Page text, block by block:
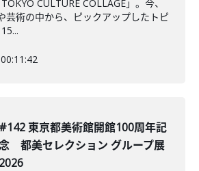
CULTURE COLLAGE」。今、
芸術の中から、ピックアップしたトピ
00:11:42
#142 東京都美術館開館100周年記
都美セレクション グループ展
2026